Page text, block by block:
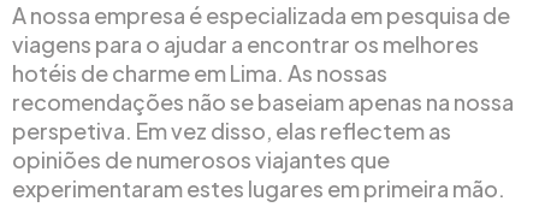
A nossa empresa é especializada em pesquisa de
viagens para o ajudar a encontrar os melhores
hotéis de charme em Lima. As nossas
recomendações não se baseiam apenas na nossa
perspetiva. Em vez disso, elas reflectem as
opiniões de numerosos viajantes que
experimentaram estes lugares em primeira mão.